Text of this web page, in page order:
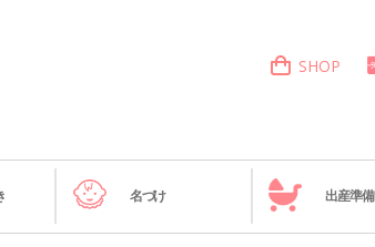
SHOP
名づけ 出産準備